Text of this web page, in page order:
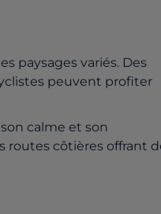
paysages variés. Des
peuvent profiter
calme et son
routes côtières offrant